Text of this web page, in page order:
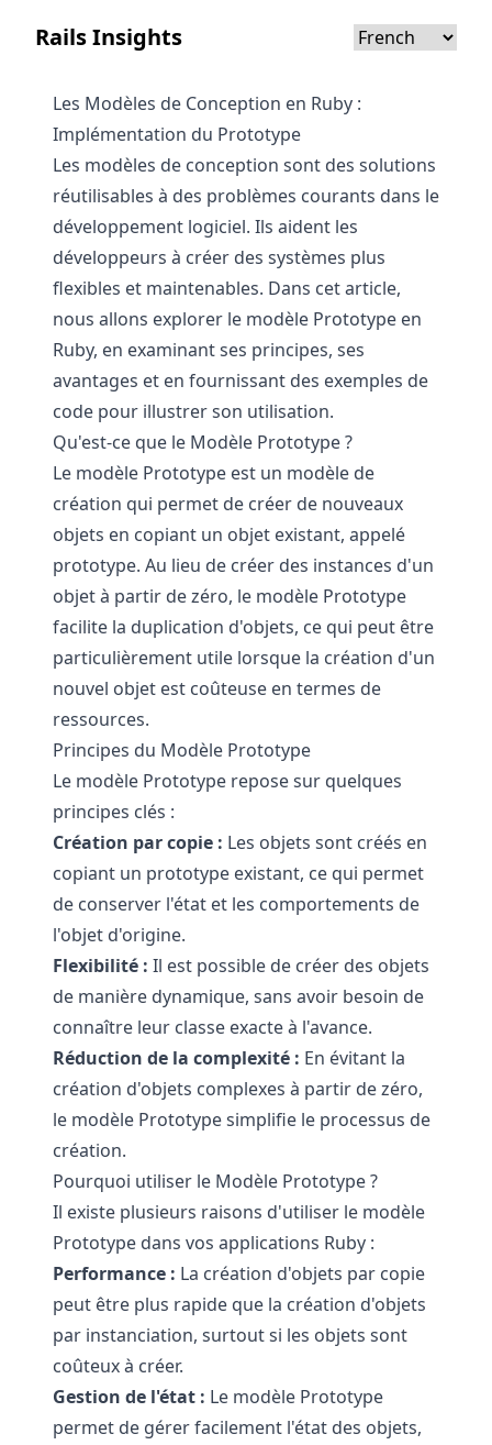
Rails Insights
Les Modèles de Conception en Ruby :
Implémentation du Prototype
Les modèles de conception sont des solutions
réutilisables à des problèmes courants dans le
développement logiciel. Ils aident les
développeurs à créer des systèmes plus
flexibles et maintenables. Dans cet article,
nous allons explorer le modèle Prototype en
Ruby, en examinant ses principes, ses
avantages et en fournissant des exemples de
code pour illustrer son utilisation.
Qu'est-ce que le Modèle Prototype ?
Le modèle Prototype est un modèle de
création qui permet de créer de nouveaux
objets en copiant un objet existant, appelé
prototype. Au lieu de créer des instances d'un
objet à partir de zéro, le modèle Prototype
facilite la duplication d'objets, ce qui peut être
particulièrement utile lorsque la création d'un
nouvel objet est coûteuse en termes de
ressources.
Principes du Modèle Prototype
Le modèle Prototype repose sur quelques
principes clés :
Création par copie : Les objets sont créés en
copiant un prototype existant, ce qui permet
de conserver l'état et les comportements de
l'objet d'origine.
Flexibilité : Il est possible de créer des objets
de manière dynamique, sans avoir besoin de
connaître leur classe exacte à l'avance.
Réduction de la complexité : En évitant la
création d'objets complexes à partir de zéro,
le modèle Prototype simplifie le processus de
création.
Pourquoi utiliser le Modèle Prototype ?
Il existe plusieurs raisons d'utiliser le modèle
Prototype dans vos applications Ruby :
Performance : La création d'objets par copie
peut être plus rapide que la création d'objets
par instanciation, surtout si les objets sont
coûteux à créer.
Gestion de l'état : Le modèle Prototype
permet de gérer facilement l'état des objets,